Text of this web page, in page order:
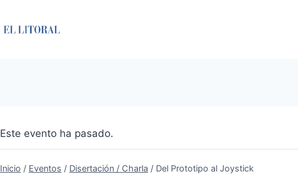
Este evento ha pasado.
Inicio / Eventos / Disertación / Charla / Del Prototipo al Joystick